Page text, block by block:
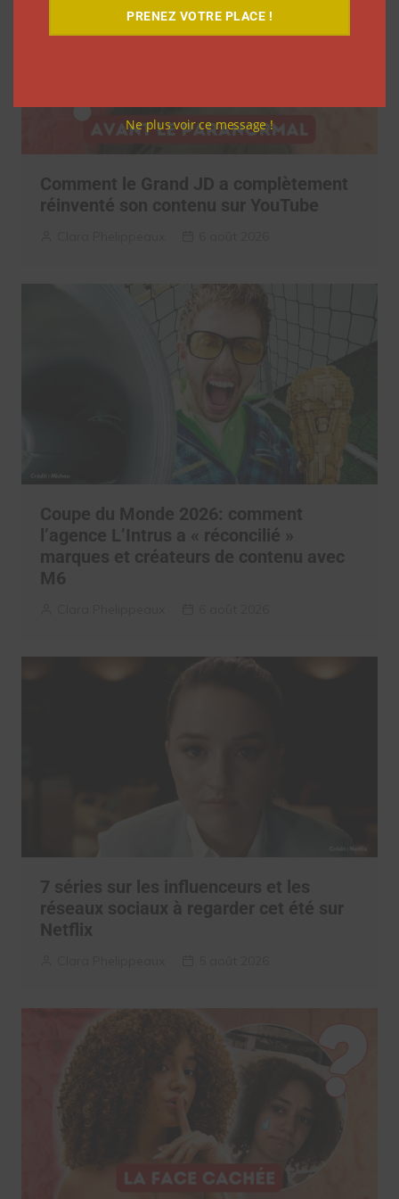
Comment le Grand JD a complètement
réinventé son contenu sur YouTube
Coupe du Monde 2026: comment
l’agence L’Intrus a « réconcilié »
marques et créateurs de contenu avec
M6
7 séries sur les influenceurs et les
réseaux sociaux à regarder cet été sur
Netflix
PRENEZ VOTRE PLACE !
Ne plus voir ce message !